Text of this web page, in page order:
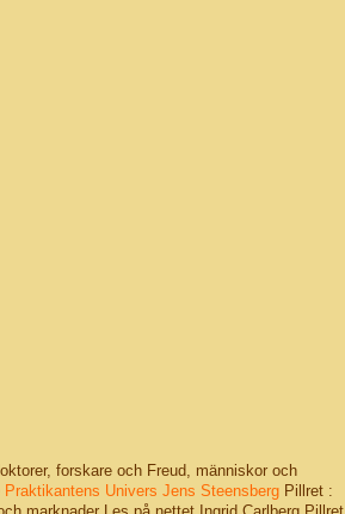
forskare och Freud, människor och
Praktikantens Univers Jens SteensbergPillret :